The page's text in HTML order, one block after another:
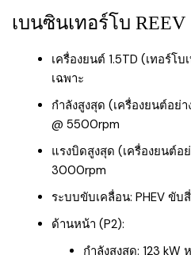
เบนซินเทอร์โบ REEV
เครื่องยนต์ 1.5TD (เทอร์
เฉพาะ
กำลังสูงสุด (เครื่องยนต์อย่
@ 5500rpm
แรงบิดสูงสุด (เครื่องยนต์
3000rpm
ระบบขับเคลื่อน: PHEV ขับ
ด้านหน้า (P2):
กำลังสูงสุด: 123 kW